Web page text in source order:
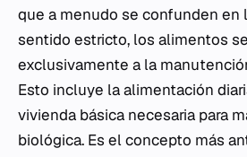
que a menudo se confunden en
sentido estricto, los alimentos
exclusivamente a la
Esto incluye la alimentación
vivienda básica necesaria para
biológica. Es el concepto más